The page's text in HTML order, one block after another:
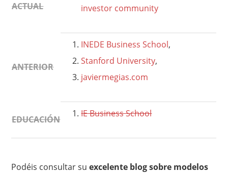
ACTUAL
investor community
ANTERIOR
INEDE Business School,
Stanford University,
javiermegias.com
EDUCACIÓN
IE Business School
Podéis consultar suexcelente blog sobre modelos